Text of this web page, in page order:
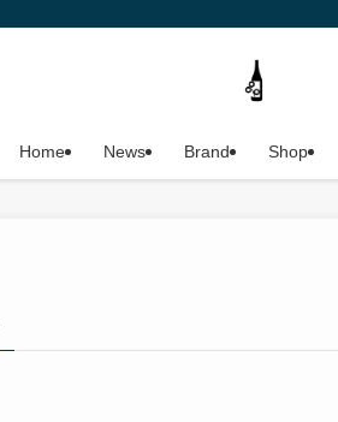
Home News Brand Shop